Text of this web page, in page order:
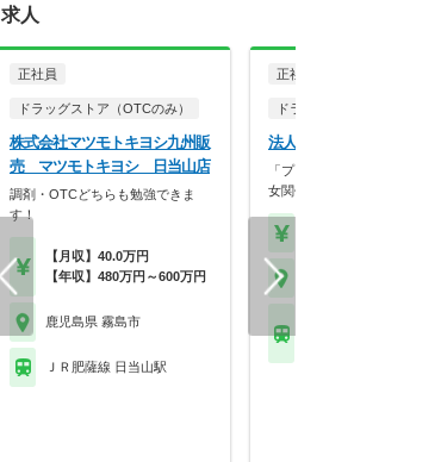
求人
正社員
ドラッグストア（OTCのみ）
株式会社マツモトキヨシ九州販
売 マツモトキヨシ 日当山店
調剤・OTCどちらも勉強できま
す！
【月収】40.0万円
【年収】480万円～600万円
鹿児島県 霧島市
ＪＲ肥薩線 日当山駅
正社員
ドラッグストア（OTCのみ
法人名非公開
「プラチナくるみん認定」
女関係なく家庭と仕事…